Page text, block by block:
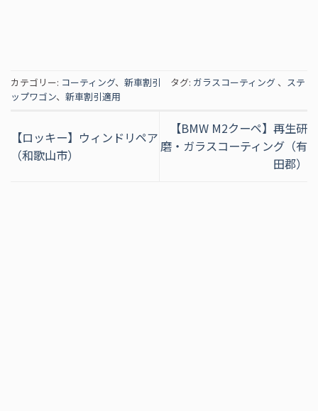
カテゴリー: コーティング、 新車割引 タグ: ガラスコーティング 、 ステ
ップワゴン、 新車割引適用
【ロッキー】ウィンドリペア
（和歌山市）
【BMW M2クーペ】再生研
磨・ガラスコーティング（有
田郡）